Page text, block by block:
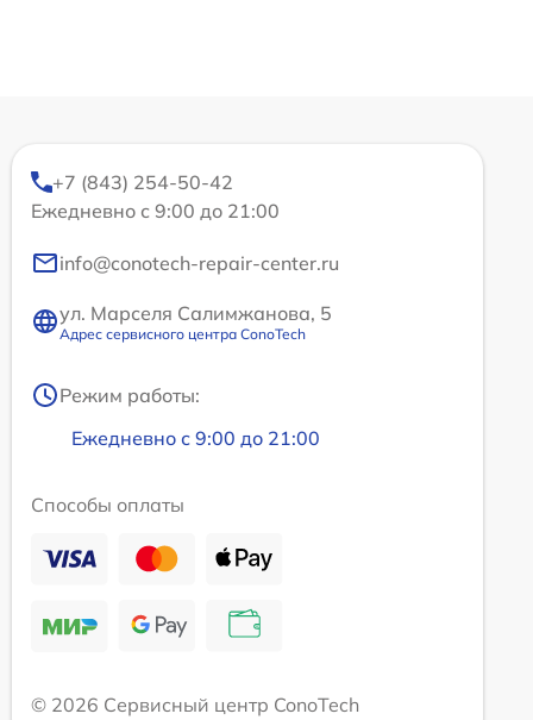
+7 (843) 254-50-42
Ежедневно с 9:00 до 21:00
info@conotech-repair-center.ru
ул. Марселя Салимжанова, 5
Адрес сервисного центра ConoTech
Режим работы:
Ежедневно с 9:00 до 21:00
Способы оплаты
© 2026 Сервисный центр ConoTech